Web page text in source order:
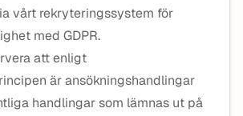
vårt rekryteringssystem för
med GDPR.
att enligt
är ansökningshandlingar
handlingar som lämnas ut på